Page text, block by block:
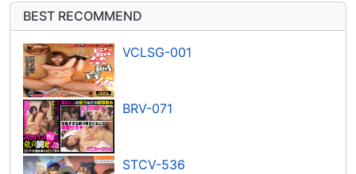
BEST RECOMMEND
VCLSG-001
BRV-071
STCV-536